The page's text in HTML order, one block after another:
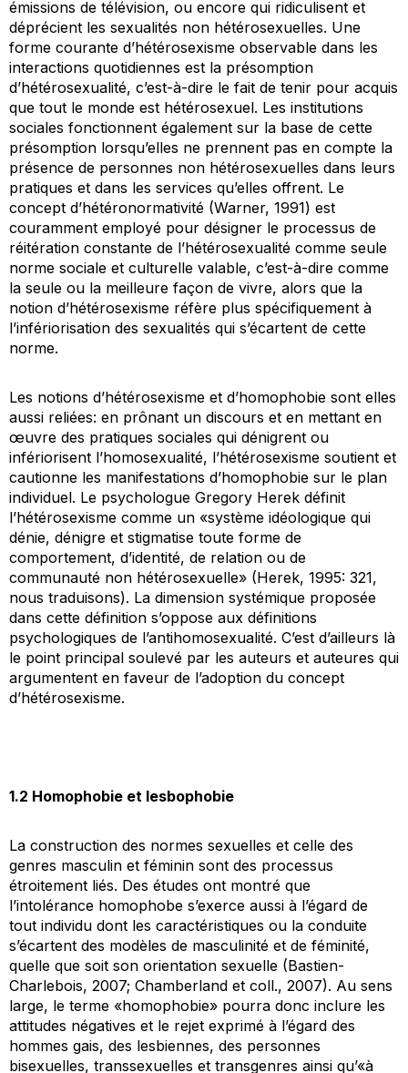
émissions de télévision, ou encore qui ridiculisent et
déprécient les sexualités non hétérosexuelles. Une
forme courante d’hétérosexisme observable dans les
interactions quotidiennes est la présomption
d’hétérosexualité, c’est-à-dire le fait de tenir pour acquis
que tout le monde est hétérosexuel. Les institutions
sociales fonctionnent également sur la base de cette
présomption lorsqu’elles ne prennent pas en compte la
présence de personnes non hétérosexuelles dans leurs
pratiques et dans les services qu’elles offrent. Le
concept d’hétéronormativité (Warner, 1991) est
couramment employé pour désigner le processus de
réitération constante de l’hétérosexualité comme seule
norme sociale et culturelle valable, c’est-à-dire comme
la seule ou la meilleure façon de vivre, alors que la
notion d’hétérosexisme réfère plus spécifiquement à
l’infériorisation des sexualités qui s’écartent de cette
norme.
Les notions d’hétérosexisme et d’homophobie sont elles
aussi reliées: en prônant un discours et en mettant en
œuvre des pratiques sociales qui dénigrent ou
infériorisent l’homosexualité, l’hétérosexisme soutient et
cautionne les manifestations d’homophobie sur le plan
individuel. Le psychologue Gregory Herek définit
l’hétérosexisme comme un «système idéologique qui
dénie, dénigre et stigmatise toute forme de
comportement, d’identité, de relation ou de
communauté non hétérosexuelle» (Herek, 1995: 321,
nous traduisons). La dimension systémique proposée
dans cette définition s’oppose aux définitions
psychologiques de l’antihomosexualité. C’est d’ailleurs là
le point principal soulevé par les auteurs et auteures qui
argumentent en faveur de l’adoption du concept
d’hétérosexisme.
1.2 Homophobie et lesbophobie
La construction des normes sexuelles et celle des
genres masculin et féminin sont des processus
étroitement liés. Des études ont montré que
l’intolérance homophobe s’exerce aussi à l’égard de
tout individu dont les caractéristiques ou la conduite
s’écartent des modèles de masculinité et de féminité,
quelle que soit son orientation sexuelle (Bastien-
Charlebois, 2007; Chamberland et coll., 2007). Au sens
large, le terme «homophobie» pourra donc inclure les
attitudes négatives et le rejet exprimé à l’égard des
hommes gais, des lesbiennes, des personnes
bisexuelles, transsexuelles et transgenres ainsi qu’«à